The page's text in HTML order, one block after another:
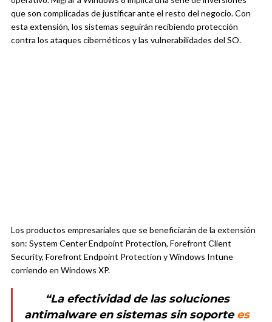
que son complicadas de justificar ante el resto del negocio. Con
esta extensión, los sistemas seguirán recibiendo protección
contra los ataques cibernéticos y las vulnerabilidades del SO.
Los productos empresariales que se beneficiarán de la extensión
son: System Center Endpoint Protection, Forefront Client
Security, Forefront Endpoint Protection y Windows Intune
corriendo en Windows XP.
“La efectividad de las soluciones
antimalware en sistemas sin soportees